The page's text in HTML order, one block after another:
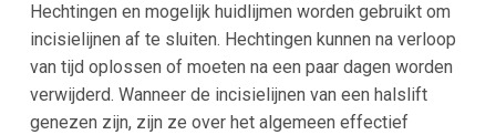
Hechtingen en mogelijk huidlijmen worden gebruikt om
incisielijnen af te sluiten. Hechtingen kunnen na verloop
van tijd oplossen of moeten na een paar dagen worden
verwijderd. Wanneer de incisielijnen van een halslift
genezen zijn, zijn ze over het algemeen effectief